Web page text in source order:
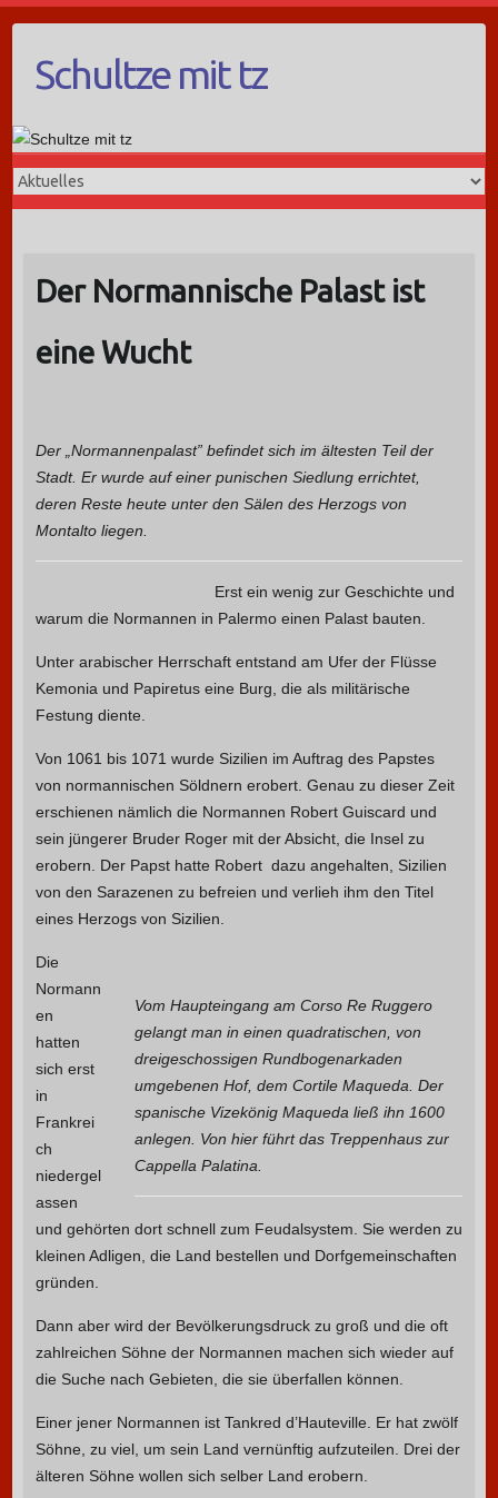
Schultze mit tz
Der Normannische Palast ist
eine Wucht
Der „Normannenpalast” befindet sich im ältesten Teil der
Stadt. Er wurde auf einer punischen Siedlung errichtet,
deren Reste heute unter den Sälen des Herzogs von
Montalto liegen.
Erst ein wenig zur Geschichte und
warum die Normannen in Palermo einen Palast bauten.
Unter arabischer Herrschaft entstand am Ufer der Flüsse
Kemonia und Papiretus eine Burg, die als militärische
Festung diente.
Von 1061 bis 1071 wurde Sizilien im Auftrag des Papstes
von normannischen Söldnern erobert. Genau zu dieser Zeit
erschienen nämlich die Normannen Robert Guiscard und
sein jüngerer Bruder Roger mit der Absicht, die Insel zu
erobern. Der Papst hatte Robert dazu angehalten, Sizilien
von den Sarazenen zu befreien und verlieh ihm den Titel
eines Herzogs von Sizilien.
Vom Haupteingang am Corso Re Ruggero
gelangt man in einen quadratischen, von
dreigeschossigen Rundbogenarkaden
umgebenen Hof, dem Cortile Maqueda. Der
spanische Vizekönig Maqueda ließ ihn 1600
anlegen. Von hier führt das Treppenhaus zur
Cappella Palatina.
Die
Normann
en
hatten
sich erst
in
Frankrei
ch
niedergel
assen
und gehörten dort schnell zum Feudalsystem. Sie werden zu
kleinen Adligen, die Land bestellen und Dorfgemeinschaften
gründen.
Dann aber wird der Bevölkerungsdruck zu groß und die oft
zahlreichen Söhne der Normannen machen sich wieder auf
die Suche nach Gebieten, die sie überfallen können.
Einer jener Normannen ist Tankred d’Hauteville. Er hat zwölf
Söhne, zu viel, um sein Land vernünftig aufzuteilen. Drei der
älteren Söhne wollen sich selber Land erobern.